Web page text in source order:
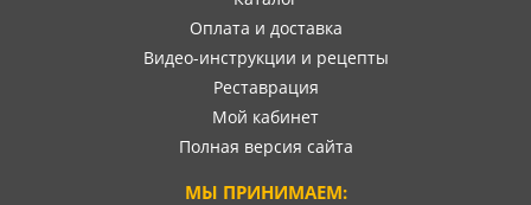
Оплата и доставка
Видео-инструкции и рецепты
Реставрация
Мой кабинет
Полная версия сайта
МЫ ПРИНИМАЕМ: